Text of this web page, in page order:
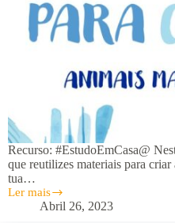
Recurso: #EstudoEmCasa@
que reutilizes materiais para
tua…
Ler mais
Reutilizar
Abril 26, 2023